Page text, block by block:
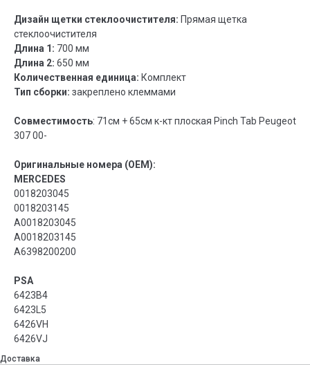
Дизайн щетки стеклоочистителя: Прямая щетка
стеклоочистителя
Длина 1: 700 мм
Длина 2: 650 мм
Количественная единица: Комплект
Тип сборки: закреплено клеммами
Совместимость: 71см + 65см к-кт плоская Pinch Tab Peugeot
307 00-
Оригинальные номера (OEM):
MERCEDES
0018203045
0018203145
A0018203045
A0018203145
A6398200200
PSA
6423B4
6423L5
6426VH
6426VJ
Доставка